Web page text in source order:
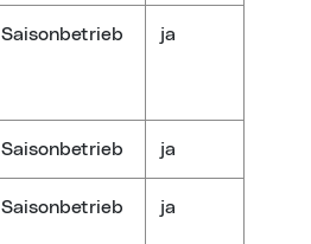
Saisonbetrieb ja
Saisonbetrieb ja
Saisonbetrieb ja